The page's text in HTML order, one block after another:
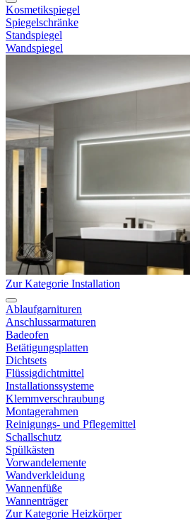
Kosmetikspiegel
Spiegelschränke
Standspiegel
Wandspiegel
Zur Kategorie Installation
Ablaufgarnituren
Anschlussarmaturen
Badeofen
Betätigungsplatten
Dichtsets
Flüssigdichtmittel
Installationssysteme
Klemmverschraubung
Montagerahmen
Reinigungs- und Pflegemittel
Schallschutz
Spülkästen
Vorwandelemente
Wandverkleidung
Wannenfüße
Wannenträger
Zur Kategorie Heizkörper